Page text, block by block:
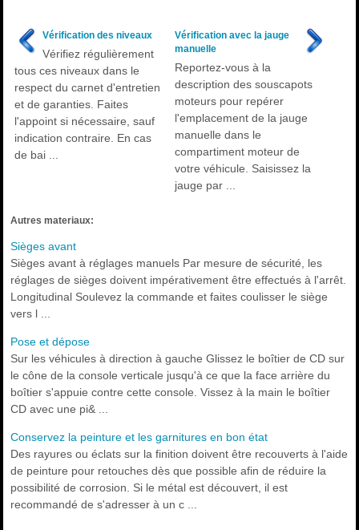
Vérification des niveaux
Vérifiez régulièrement
tous ces niveaux dans le
respect du carnet d'entretien
et de garanties. Faites
l'appoint si nécessaire, sauf
indication contraire. En cas
de bai ...
Vérification avec la jauge
manuelle
Reportez-vous à la
description des souscapots
moteurs pour repérer
l'emplacement de la jauge
manuelle dans le
compartiment moteur de
votre véhicule. Saisissez la
jauge par ...
Autres materiaux:
Sièges avant
Sièges avant à réglages manuels Par mesure de sécurité, les
réglages de sièges doivent impérativement être effectués à l'arrêt.
Longitudinal Soulevez la commande et faites coulisser le siège
vers l ...
Pose et dépose
Sur les véhicules à direction à gauche Glissez le boîtier de CD sur
le cône de la console verticale jusqu'à ce que la face arrière du
boîtier s'appuie contre cette console. Vissez à la main le boîtier
CD avec une pi& ...
Conservez la peinture et les garnitures en bon état
Des rayures ou éclats sur la finition doivent être recouverts à l'aide
de peinture pour retouches dès que possible afin de réduire la
possibilité de corrosion. Si le métal est découvert, il est
recommandé de s'adresser à un c ...